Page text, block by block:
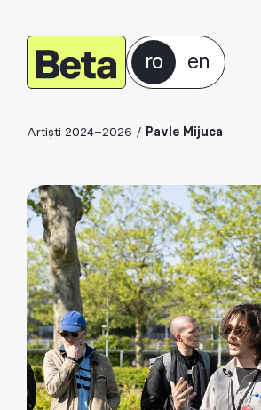
ro en
Artiști 2024–2026 / Pavle Mijuca